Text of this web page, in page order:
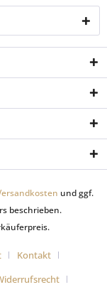
und ggf.
beschrieben.
Kontakt